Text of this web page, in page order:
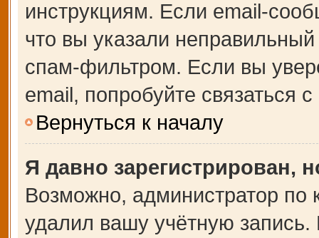
инструкциям. Если email-
что вы указали
спам-фильтром. Если вы
email, попробуйте связаться
Вернуться к началу
Я давно зарегистрирован,
Возможно, администратор по
удалил вашу учётную